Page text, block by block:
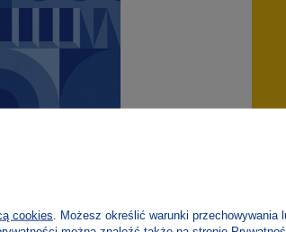
cookies . Możesz określić warunki przechowywania